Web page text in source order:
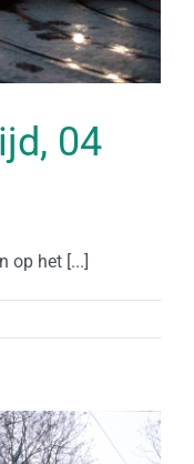
04
op het [...]